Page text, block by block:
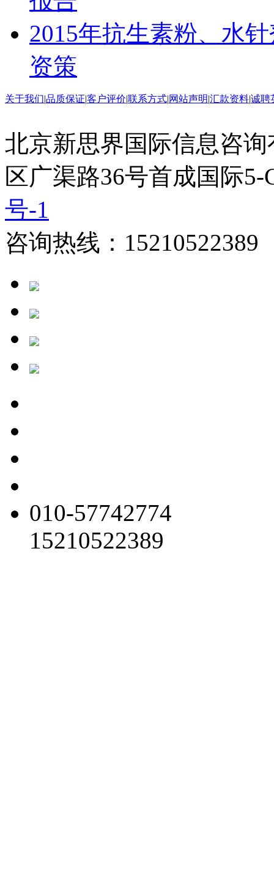
2015年抗生素粉、水
资策
关于我们|品质保证|客户评价|联系方式|网站声明|汇款资料|诚聘
北京新思界国际信息咨
区广渠路36号首成国际
号-1
咨询热线：
010-57742774
15210522389